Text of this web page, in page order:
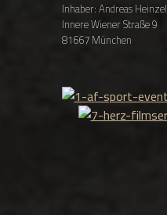
Inhaber: Andreas Heinzel
Innere Wiener Straße 9
81667 München